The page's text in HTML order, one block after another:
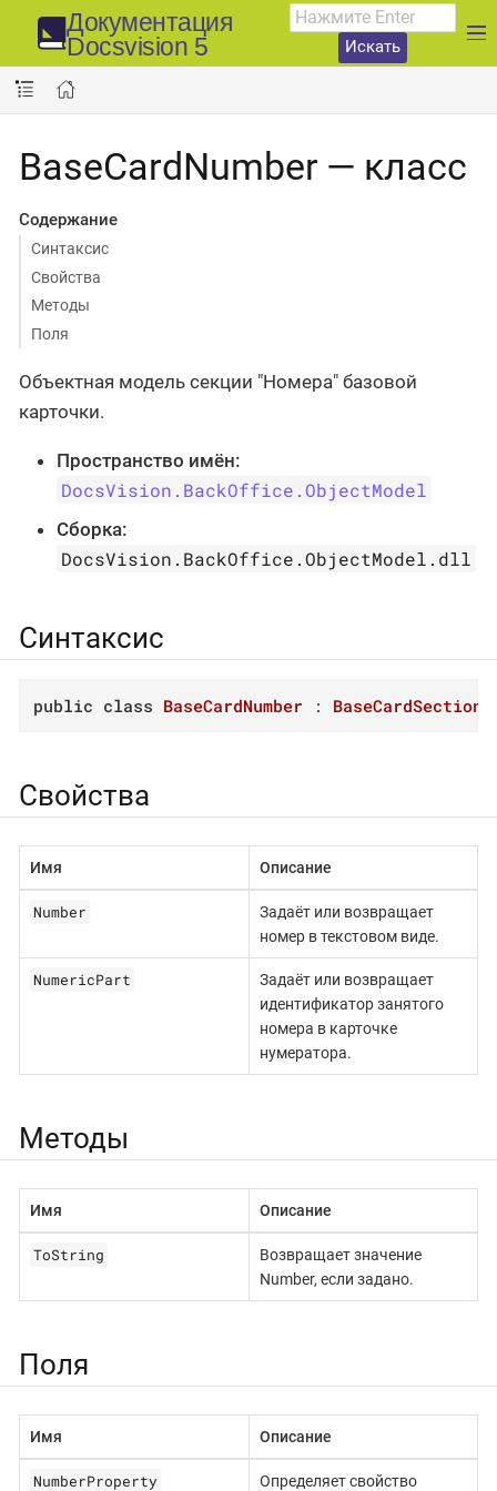
Документация
Docsvision 5
Искать
BaseCardNumber — класс
Содержание
Синтаксис
Свойства
Методы
Поля
Объектная модель секции "Номера" базовой
карточки.
Пространство имён:
DocsVision.BackOffice.ObjectModel
Сборка:
DocsVision.BackOffice.ObjectModel.dll
Синтаксис
public class BaseCardNumber :
Свойства
Имя Описание
Number
Задаёт или возвращает
номер в текстовом виде.
NumericPart
Задаёт или возвращает
идентификатор занятого
номера в карточке
нумератора.
Методы
Имя Описание
ToString
Возвращает значение
Number, если задано.
Поля
Имя Описание
NumberProperty Определяет свойство